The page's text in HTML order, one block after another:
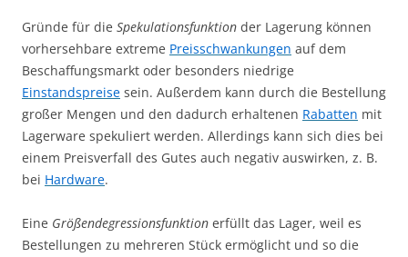
Gründe für die Spekulationsfunktion der Lagerung können
vorhersehbare extreme Preisschwankungen auf dem
Beschaffungsmarkt oder besonders niedrige
Einstandspreise sein. Außerdem kann durch die Bestellung
großer Mengen und den dadurch erhaltenen Rabatten mit
Lagerware spekuliert werden. Allerdings kann sich dies bei
einem Preisverfall des Gutes auch negativ auswirken, z. B.
bei Hardware.
Eine Größendegressionsfunktion erfüllt das Lager, weil es
Bestellungen zu mehreren Stück ermöglicht und so die